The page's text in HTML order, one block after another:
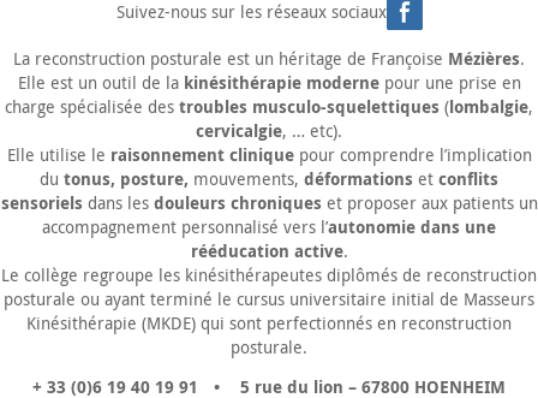
Suivez-nous sur les réseaux sociaux
La reconstruction posturale est un héritage de Françoise Mézières.
Elle est un outil de la kinésithérapie modernepour une prise en
charge spécialisée des troubles musculo-squelettiques (lombalgie,
cervicalgie, … etc).
Elle utilise le raisonnement cliniquepour comprendre l’implication
du tonus, posture, mouvements, déformations et conflits
sensoriels dans les douleurs chroniques et proposer aux patients un
accompagnement personnalisé vers l’autonomie dans une
rééducation active.
Le collège regroupe les kinésithérapeutes diplômés de reconstruction
posturale ou ayant terminé le cursus universitaire initial de Masseurs
Kinésithérapie (MKDE) qui sont perfectionnés en reconstruction
posturale.
+ 33 (0)6 19 40 19 91 • 5 rue du lion – 67800 HOENHEIM